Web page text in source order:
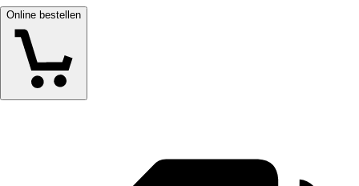
Online bestellen